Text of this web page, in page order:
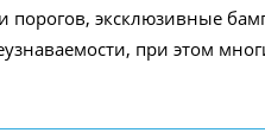
порогов, эксклюзивные
при этом